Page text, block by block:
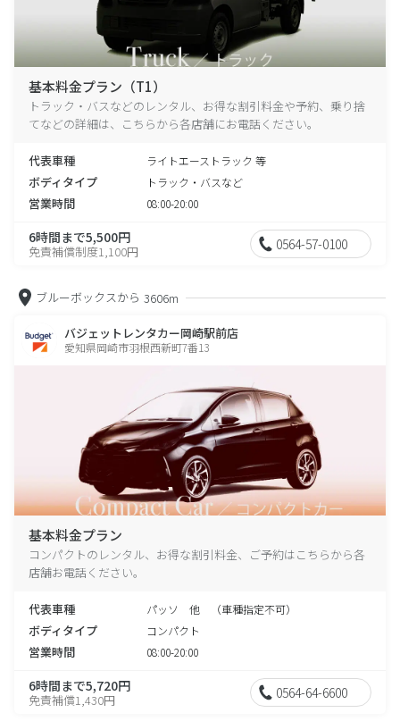
基本料金プラン（T1）
トラック・バスなどのレンタル、お得な割引料金や予約、乗り捨
てなどの詳細は、こちらから各店舗にお電話ください。
代表車種 ライトエーストラック 等
ボディタイプ トラック・バスなど
営業時間 08:00-20:00
6時間まで5,500円
免責補償制度1,100円 0564-57-0100
ブルーボックスから 3606m
バジェットレンタカー岡崎駅前店
愛知県岡崎市羽根西新町7番13
基本料金プラン
コンパクトのレンタル、お得な割引料金、ご予約はこちらから各
店舗お電話ください。
代表車種 パッソ 他 （車種指定不可）
ボディタイプ コンパクト
営業時間 08:00-20:00
6時間まで5,720円
免責補償1,430円 0564-64-6600